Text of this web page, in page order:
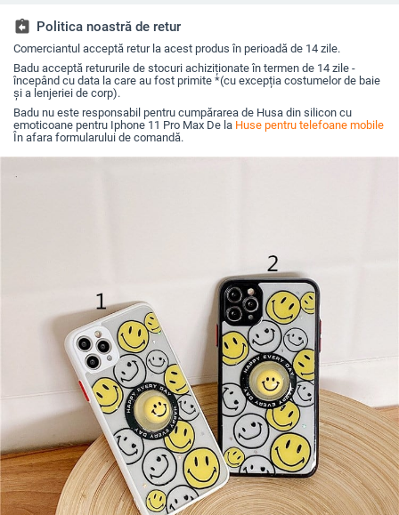
(Pro/Max)
assignment_return Politica noastră de retur
Comerciantul acceptă retur la acest produs în perioadă de 14 zile.
Badu acceptă retururile de stocuri achiziționate în termen de 14 zile -
începând cu data la care au fost primite *(cu excepția costumelor de baie
și a lenjeriei de corp).
Badu nu este responsabil pentru cumpărarea de Husa din silicon cu
emoticoane pentru Iphone 11 Pro Max De la Huse pentru telefoane mobile
În afara formularului de comandă.